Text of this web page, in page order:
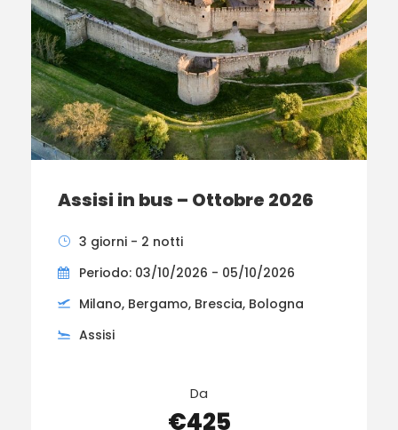
Assisi in bus – Ottobre 2026
3 giorni - 2 notti
Periodo: 03/10/2026 - 05/10/2026
Milano, Bergamo, Brescia, Bologna
Assisi
Da
€425